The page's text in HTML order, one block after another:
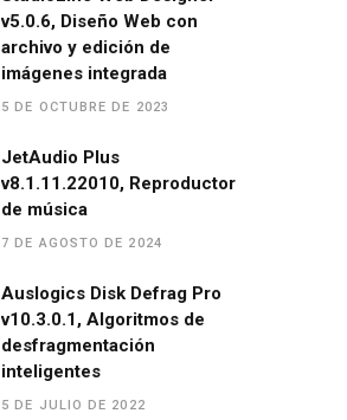
p
v5.0.6, Diseño Web con
archivo y edición de
imágenes integrada
5 DE OCTUBRE DE 2023
JetAudio Plus
v8.1.11.22010, Reproductor
de música
7 DE AGOSTO DE 2024
Auslogics Disk Defrag Pro
v10.3.0.1, Algoritmos de
desfragmentación
inteligentes
5 DE JULIO DE 2022